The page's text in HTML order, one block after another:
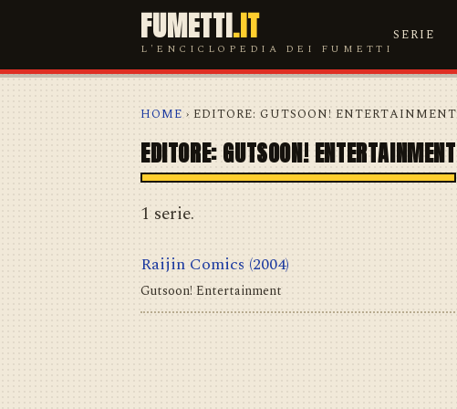
FUMETTI.IT
L'ENCICLOPEDIA DEI FUMETTI
SERIE
HOME › EDITORE: GUTSOON! ENTERTAINMENT
EDITORE: GUTSOON! ENTERTAINMENT
1 serie.
Raijin Comics (2004)
Gutsoon! Entertainment